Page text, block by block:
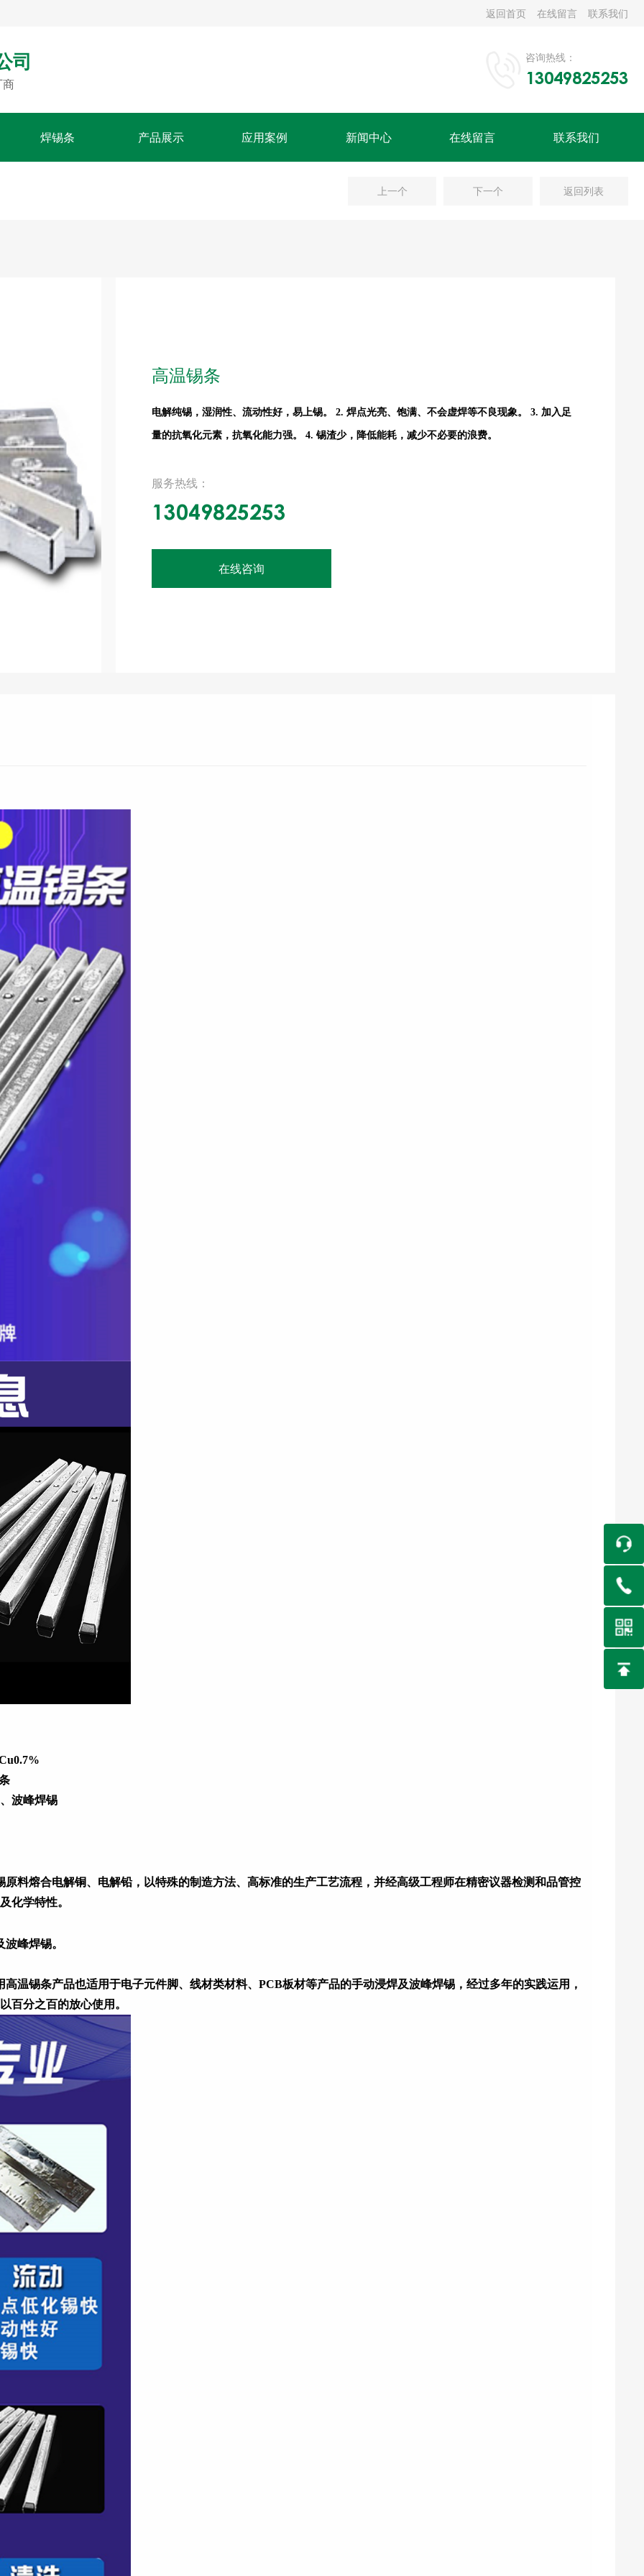
返回首页 在线留言 联系我们
司
商
咨询热线：
13049825253
焊锡条 产品展示 应用案例 新闻中心 在线留言 联系我们
上一个 下一个 返回列表
高温锡条
电解纯锡，湿润性、流动性好，易上锡。 2. 焊点光亮、饱满、不会虚焊等不良现象。 3. 加入足
量的抗氧化元素，抗氧化能力强。 4. 锡渣少，降低能耗，减少不必要的浪费。
服务热线：
13049825253
在线咨询
波峰焊锡
料熔合电解铜、电解铅，以特殊的制造方法、高标准的生产工艺流程，并经高级工程师在精密议器检测和品管控
化学特性。
峰焊锡。
温锡条产品也适用于电子元件脚、线材类材料、PCB板材等产品的手动浸焊及波峰焊锡，经过多年的实践运用，
百分之百的放心使用。